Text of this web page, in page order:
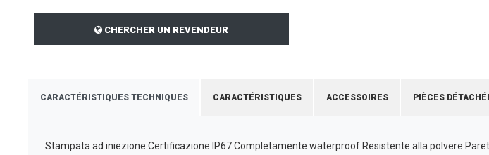
CHERCHER UN REVENDEUR
CARACTÉRISTIQUES TECHNIQUES CARACTÉRISTIQUES ACCESSOIRES PIÈCES
Stampata ad iniezione Certificazione IP67 Completamente waterproof Resistente alla polvere